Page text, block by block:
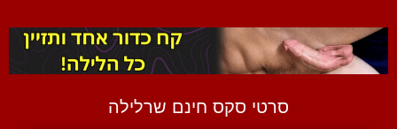
סרטי סקס חינם שרלילה